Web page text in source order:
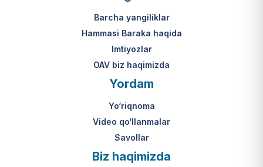
Mahkamasining 2024-yil 31-maydagi
313-son qarori.
yakuniy qaror qabul qilinishi 10 ish
kuni ichida amalga oshiriladi.
К какому виду помощи
относится услуга по
установке пандуса?
эта услуга входит в перечень
мер по адаптации жилищно-
бытовых условий лиц,
уходе, для создания
Barcha yangiliklar
Hammasi Baraka haqida
Imtiyozlar
OAV biz haqimizda
Yordam
Yo‘riqnoma
Video qo‘llanmalar
Savollar
Biz haqimizda